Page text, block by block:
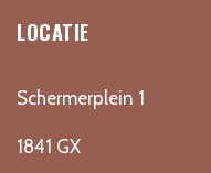
LOCATIE
Schermerplein 1
1841 GX